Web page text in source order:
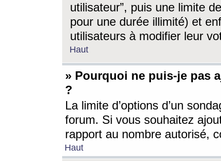
utilisateur”, puis une limite
pour une durée illimité) et
utilisateurs à modifier leur
Haut
» Pourquoi ne puis-je pas
?
La limite d’options d’un
forum. Si vous souhaitez
rapport au nombre autorisé,
Haut